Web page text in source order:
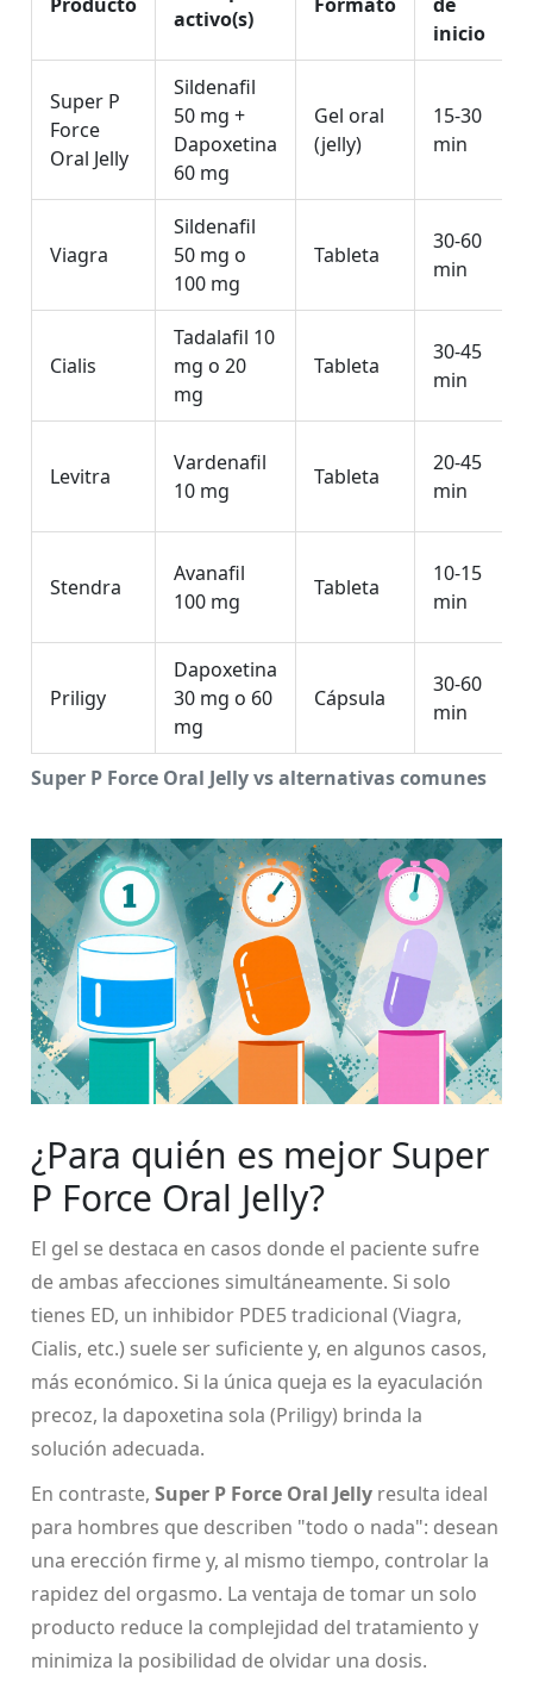
Super P Force Oral Jelly vs alternativas comunes
activo(s)
inicio
Super P
Force
Oral Jelly
Sildenafil
50 mg +
Dapoxetina
60 mg
Gel oral
(jelly)
15‑30
min
Viagra
Sildenafil
50 mg o
100 mg
Tableta
30‑60
min
Cialis
Tadalafil 10
mg o 20
mg
Tableta
30‑45
min
Levitra
Vardenafil
10 mg
Tableta
20‑45
min
Stendra
Avanafil
100 mg
Tableta
10‑15
min
Priligy
Dapoxetina
30 mg o 60
mg
Cápsula
30‑60
min
¿Para quién es mejor Super
P Force Oral Jelly?
El gel se destaca en casos donde el paciente sufre
de ambas afecciones simultáneamente. Si solo
tienes ED, un inhibidor PDE5 tradicional (Viagra,
Cialis, etc.) suele ser suficiente y, en algunos casos,
más económico. Si la única queja es la eyaculación
precoz, la dapoxetina sola (Priligy) brinda la
solución adecuada.
En contraste, Super P Force Oral Jelly resulta ideal
para hombres que describen "todo o nada": desean
una erección firme y, al mismo tiempo, controlar la
rapidez del orgasmo. La ventaja de tomar un solo
producto reduce la complejidad del tratamiento y
minimiza la posibilidad de olvidar una dosis.